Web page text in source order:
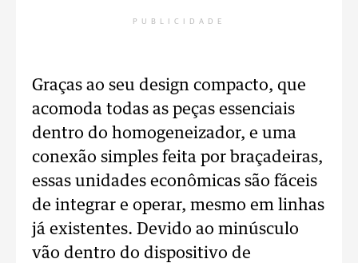
PUBLICIDADE
Graças ao seu design compacto, que
acomoda todas as peças essenciais
dentro do homogeneizador, e uma
conexão simples feita por braçadeiras,
essas unidades econômicas são fáceis
de integrar e operar, mesmo em linhas
já existentes. Devido ao minúsculo
vão dentro do dispositivo de